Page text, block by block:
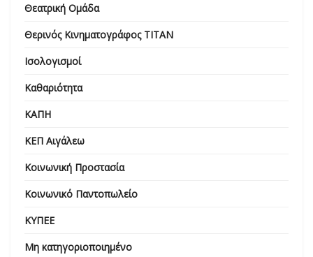
Θεατρική Ομάδα
Θερινός Κινηματογράφος ΤΙΤΑΝ
Ισολογισμοί
Καθαριότητα
ΚΑΠΗ
ΚΕΠ Αιγάλεω
Κοινωνική Προστασία
Κοινωνικό Παντοπωλείο
ΚΥΠΕΕ
Μη κατηγοριοποιημένο